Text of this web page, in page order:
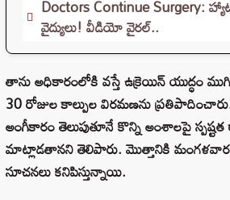
Doctors Continue Surgery:
వైద్యులు! వీడియో వైరల్..
తాను అధికారంలోకి వస్తే ఉక్రెయిన్‌ యుద్ధం
30 రోజుల కాల్పుల విరమణను
అంగీకారం తెలుపుతూనే కొన్ని అంశాలపై
మాట్లాడతానని తెలిపారు. మొత్తానికి మంగళవారం
సూచనలు కనిపిస్తున్నాయి.